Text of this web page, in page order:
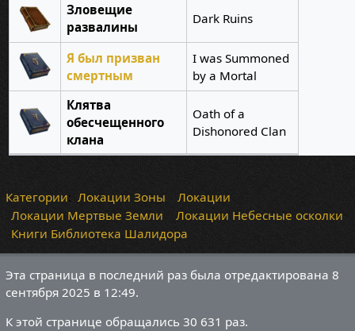
Зловещие
развалины
Dark Ruins
Я был призван
смертным
I was Summoned
by a Mortal
Клятва
обесчещенного
клана
Oath of a
Dishonored Clan
Категории: Локации Зоны
Локации
Локации Мертвые Земли
Локации Небесные осколки
Книги Библиотека Шалидора
Эта страница в последний раз была отредактирована 8
сентября 2025 в 12:49.
К этой странице обращались 30 631 раз.